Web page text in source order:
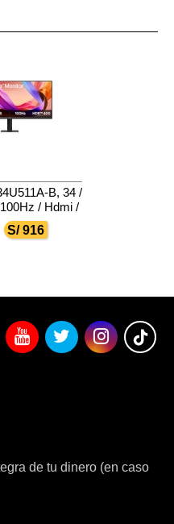
B, 34 /
/ Hdmi /
Out (3-
S/ 916
de tu dinero (en caso